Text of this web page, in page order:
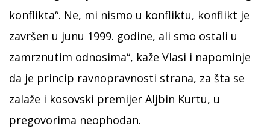
konflikta“. Ne, mi nismo u konfliktu, konflikt je
završen u junu 1999. godine, ali smo ostali u
zamrznutim odnosima“, kaže Vlasi i napominje
da je princip ravnopravnosti strana, za šta se
zalaže i kosovski premijer Aljbin Kurtu, u
pregovorima neophodan.